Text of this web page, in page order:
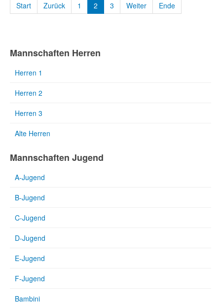
Start Zurück 1 2 3 Weiter Ende
Mannschaften Herren
Herren 1
Herren 2
Herren 3
Alte Herren
Mannschaften Jugend
A-Jugend
B-Jugend
C-Jugend
D-Jugend
E-Jugend
F-Jugend
Bambini